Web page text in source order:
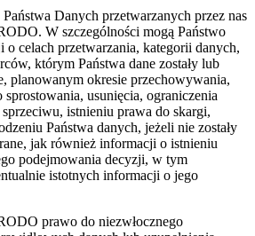
Danych przetwarzanych przez nas
W szczególności mogą Państwo
o celach przetwarzania, kategorii danych,
którym Państwa dane zostały lub
planowanym okresie przechowywania,
usunięcia, ograniczenia
istnieniu prawa do skargi,
Państwa danych, jeżeli nie zostały
jak również informacji o istnieniu
podejmowania decyzji, w tym
istotnych informacji o jego
prawo do niezwłocznego